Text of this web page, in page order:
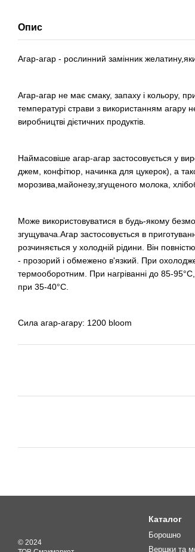
Опис
Агар-агар - рослинний замінник
Агар-агар не має смаку, запаху і кольору,
температурі страви з використанням агару
виробництві дієтичних продуктів.
Наймасовіше агар-агар застосовується у
джем, конфітюр, начинка для цукерок), а
морозива,майонезу,згущеного молока,
Може використовуватися в будь-якому
згущувача.Агар застосовується в
розчиняється у холодній рідини. Він
- прозорий і обмежено в'язкий. При
термооборотним. При нагріванні до 85-
при 35-40°С.
Сила агар-агару: 1200 bloom
© 2024
Каталог
Борошно
Вершки та